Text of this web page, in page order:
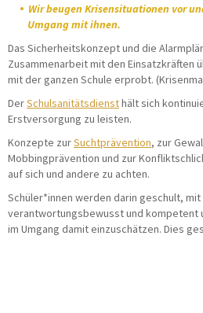
Wir beugen Krisensituationen vor
Umgang mit ihnen.
Das Sicherheitskonzept und die
Zusammenarbeit mit den Einsatzkräften
mit der ganzen Schule erprobt.
DerSchulsanitätsdiensthält sich
Erstversorgung zu leisten.
Konzepte zurSuchtprävention, zur
Mobbingprävention und zur
auf sich und andere zu achten.
Schüler*innen werden darin geschult, mit
verantwortungsbewusst und kompetent
im Umgang damit einzuschätzen. Dies